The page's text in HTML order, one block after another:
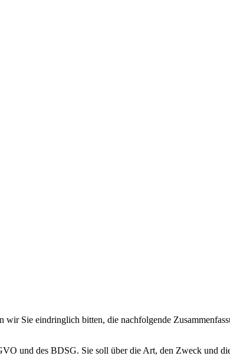
Sie eindringlich bitten, die nachfolgende
und des BDSG. Sie soll über die Art, den Zweck und